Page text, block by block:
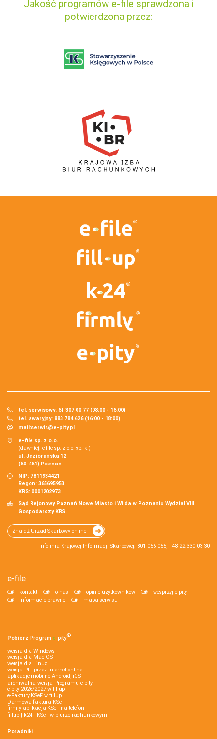
Jakość programów e-file sprawdzona i
potwierdzona przez:
tel. serwisowy: 61 307 00 77 (08:00 - 16:00)
tel. awaryjny: 883 784 626 (16:00 - 18:00)
mail:serwis@e-pity.pl
e-file sp. z o.o.
(dawniej: e-file sp. z o.o. sp. k.)
ul. Jeziorańska 12
(60-461) Poznań
NIP: 7811934421
Regon: 365695953
KRS: 0001202973
Sąd Rejonowy Poznań Nowe Miasto i Wilda w Poznaniu Wydział VIII
Gospodarczy KRS.
Znajdź Urząd Skarbowy online
Infolinia Krajowej Informacji Skarbowej: 801 055 055, +48 22 330 03 30
e-file
kontakt o nas opinie użytkowników
wesprzyj e-pity
informacje prawne
mapa serwisu
Pobierz Program e‑pity®
wersja dla Windows
wersja dla Mac OS
wersja dla Linux
wersja PIT przez internet online
aplikacje mobilne Android, iOS
archiwalna wersja Programu e-pity
e-pity 2026/2027 w fillup
e‑Faktury KSeF w fillup
Darmowa faktura KSeF
firmly aplikacja KSeF na telefon
fillup | k24 - KSeF w biurze rachunkowym
Poradniki